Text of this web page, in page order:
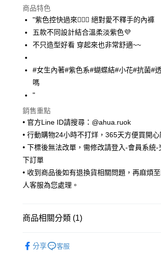
LINE Pay
Apple Pay
悠遊付
Google Pay
ATM付款
運送方式
全家取貨付款
每筆NT$65，滿NT$688(含以上)免運費
商品特色
"紫色控快過來🙋🏻‍♀️ 絕對愛不釋手的內褲
五款不同設計結合溫柔淡紫色💜
不只造型好看 穿起來也非常舒適~~
#女生內著#紫色系#蝴蝶結#小花#抗菌#
嗎
"
銷售重點
• 官方Line ID請搜尋：@ahua.ruok
• 行動購物24小時不打烊，365天方便買開心
• 下標後無法改單，需修改請登入-會員系統
下訂單
• 收到商品後如有退換貨相關問題，再麻煩
人客服為您處理。
商品相關分類 (1)
分享
客服